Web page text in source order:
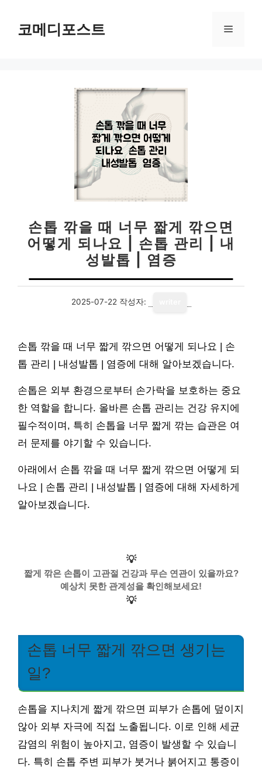
코메디포스트 메
손톱 깎을 때 너무 짧게 깎으면
어떻게 되나요 | 손톱 관리 | 내
성발톱 | 염증
2025-07-22 작성자:
손톱 깎을 때 너무 짧게 깎으면 어떻게 되나요 | 손
톱 관리 | 내성발톱 | 염증에 대해 알아보겠습니다.
손톱은 외부 환경으로부터 손가락을 보호하는 중요
한 역할을 합니다. 올바른 손톱 관리는 건강 유지에
필수적이며, 특히 손톱을 너무 짧게 깎는 습관은 여
러 문제를 야기할 수 있습니다.
아래에서 손톱 깎을 때 너무 짧게 깎으면 어떻게 되
나요 | 손톱 관리 | 내성발톱 | 염증에 대해 자세하게
알아보겠습니다.
💡
짧게 깎은 손톱이 고관절 건강과 무슨 연관이 있을까요?
예상치 못한 관계성을 확인해보세요!
💡
손톱 너무 짧게 깎으면 생기는
일?
손톱을 지나치게 짧게 깎으면 피부가 손톱에 덮이지
않아 외부 자극에 직접 노출됩니다. 이로 인해 세균
감염의 위험이 높아지고, 염증이 발생할 수 있습니
다. 특히 손톱 주변 피부가 붓거나 붉어지고 통증이